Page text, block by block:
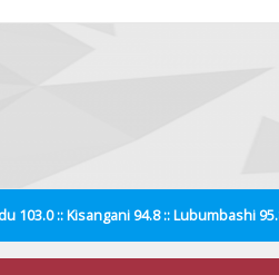
103.0 :: Kisangani 94.8 :: Lubumbashi